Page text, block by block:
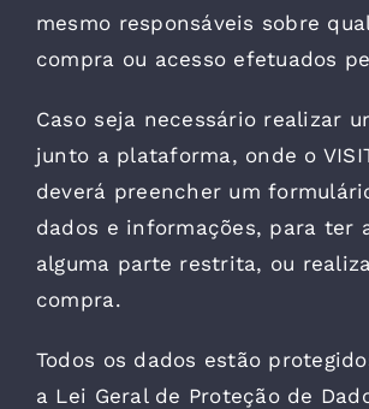
mesmo responsáveis sobre
compra ou acesso efetuados
Caso seja necessário realizar
junto a plataforma, onde o
deverá preencher um
dados e informações, para ter
alguma parte restrita, ou
compra.
Todos os dados estão
a Lei Geral de Proteção de